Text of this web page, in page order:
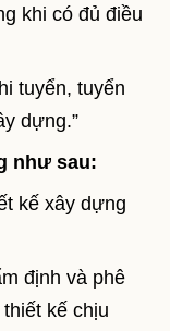
khi có đủ điều
tuyển, tuyển
dựng.”
như sau:
kế xây dựng
định và phê
kế chịu